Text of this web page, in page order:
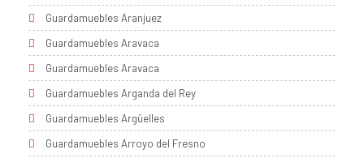
Guardamuebles Aranjuez
Guardamuebles Aravaca
Guardamuebles Aravaca
Guardamuebles Arganda del Rey
Guardamuebles Argüelles
Guardamuebles Arroyo del Fresno